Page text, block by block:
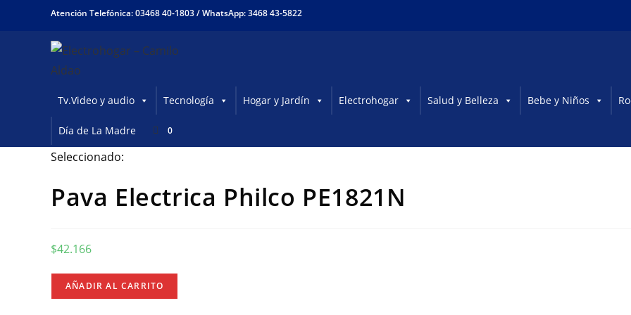
Atención Telefónica: 03468 40-1803 /WhatsApp: 3468 43-5822
Tv.Video y audio Tecnología Hogar y Jardín Electrohogar Salud y Belleza Bebe y Niños
Día de La Madre 0
Seleccionado:
Pava Electrica Philco PE1821N
$42.166
Pava
Electrica
AÑADIR AL CARRITO